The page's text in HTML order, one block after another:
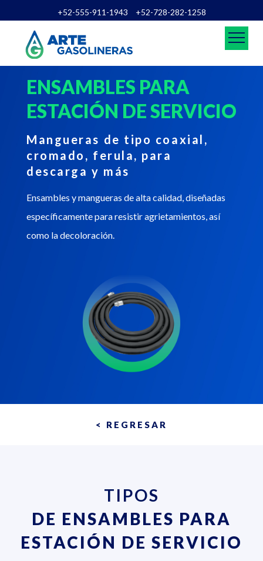
+52-555-911-1943 +52-728-282-1258
ENSAMBLES PARA
ESTACIÓN DE SERVICIO
Mangueras de tipo coaxial,
cromado, ferula, para
descarga y más
Ensambles y mangueras de alta calidad, diseñadas
específicamente para resistir agrietamientos, así
como la decoloración.
< REGRESAR
TIPOS
DE ENSAMBLES PARA
ESTACIÓN DE SERVICIO